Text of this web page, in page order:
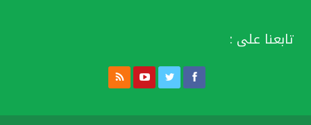
تابعنا على :